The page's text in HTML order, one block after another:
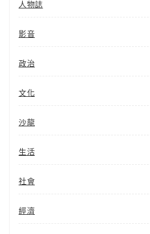
人物誌
影音
政治
文化
沙龍
生活
社會
經濟